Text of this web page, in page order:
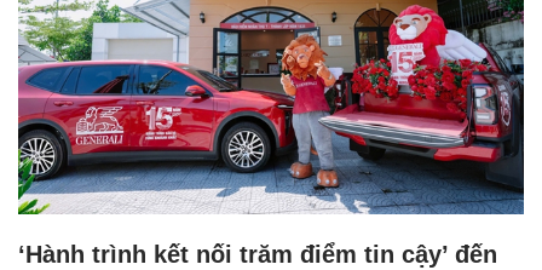
‘Hành trình kết nối trăm điểm tin cậy’ đến